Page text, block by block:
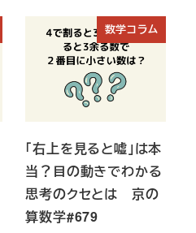
数学コラム
「右上を見ると嘘」は本
当？目の動きでわかる
思考のクセとは 京の
算数学#679